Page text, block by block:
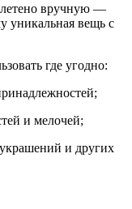
вручную —
уникальная вещь с
где угодно:
и мелочей;
и других